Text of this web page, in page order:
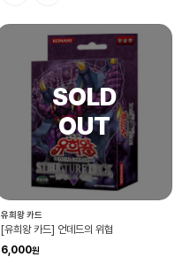
유희왕 카드
[유희왕 카드] 언데드의 위협
6,000